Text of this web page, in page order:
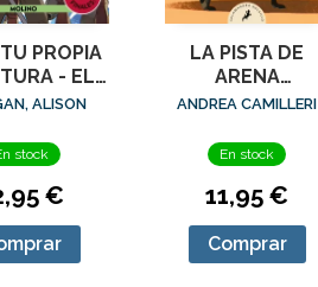
PROPIA
- EL
DEL
ALISON
stock
€
LA PISTA DE
ARENA
(COMISARIO
ANDREA CAMILLERI
En stock
11,95 €
Comprar